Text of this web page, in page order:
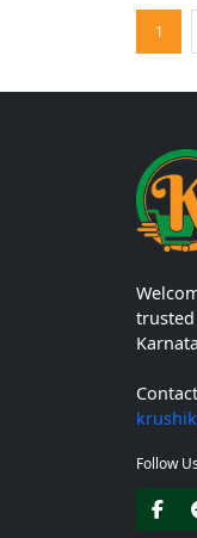
ಸರ್ಕಾರ...
1
Follow Us